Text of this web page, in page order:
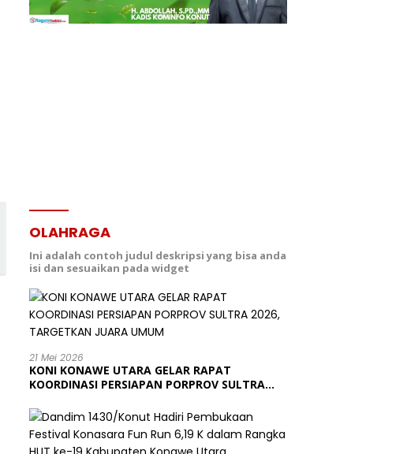
OLAHRAGA
Ini adalah contoh judul deskripsi yang bisa anda
isi dan sesuaikan pada widget
21 Mei 2026
KONI KONAWE UTARA GELAR RAPAT
KOORDINASI PERSIAPAN PORPROV SULTRA